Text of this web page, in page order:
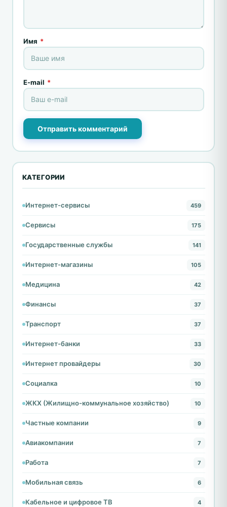
Имя *
E-mail *
Отправить комментарий
КАТЕГОРИИ
Интернет-сервисы 459
Сервисы 175
Государственные службы 141
Интернет-магазины 105
Медицина 42
Финансы 37
Транспорт 37
Интернет-банки 33
Интернет провайдеры 30
Социалка 10
ЖКХ (Жилищно-коммунальное хозяйство) 10
Частные компании 9
Авиакомпании 7
Работа 7
Мобильная связь 6
Кабельное и цифровое ТВ 4